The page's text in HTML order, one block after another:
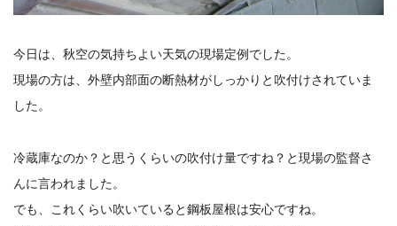
今日は、秋空の気持ちよい天気の現場定例でした。
現場の方は、外壁内部面の断熱材がしっかりと吹付けされていま
した。
冷蔵庫なのか？と思うくらいの吹付け量ですね？と現場の監督さ
んに言われました。
でも、これくらい吹いていると鋼板屋根は安心ですね。